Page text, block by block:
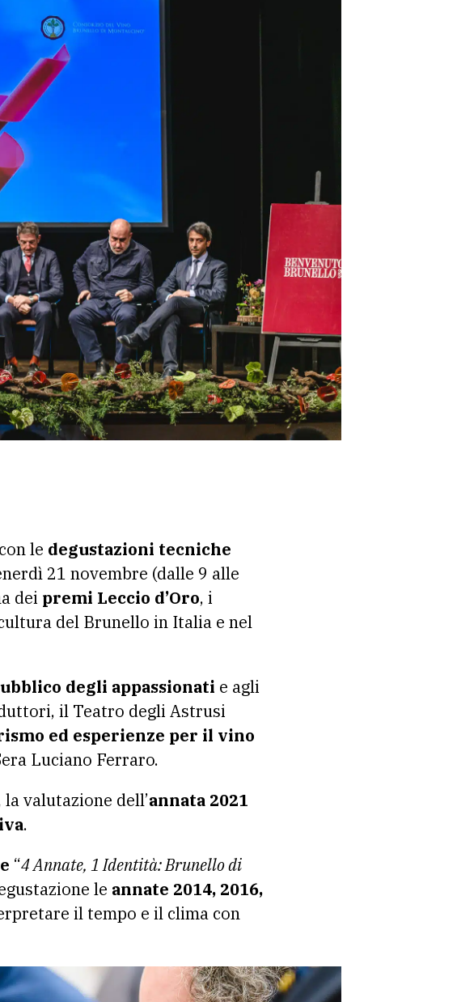
con le degustazioni tecniche
21 novembre (dalle 9 alle
dei premi Leccio d’Oro, i
del Brunello in Italia e nel
degli appassionati e agli
il Teatro degli Astrusi
ed esperienze per il vino
Luciano Ferraro.
la valutazione dell’annata 2021
.
“4 Annate, 1 Identità: Brunello di
le annate 2014, 2016,
il tempo e il clima con